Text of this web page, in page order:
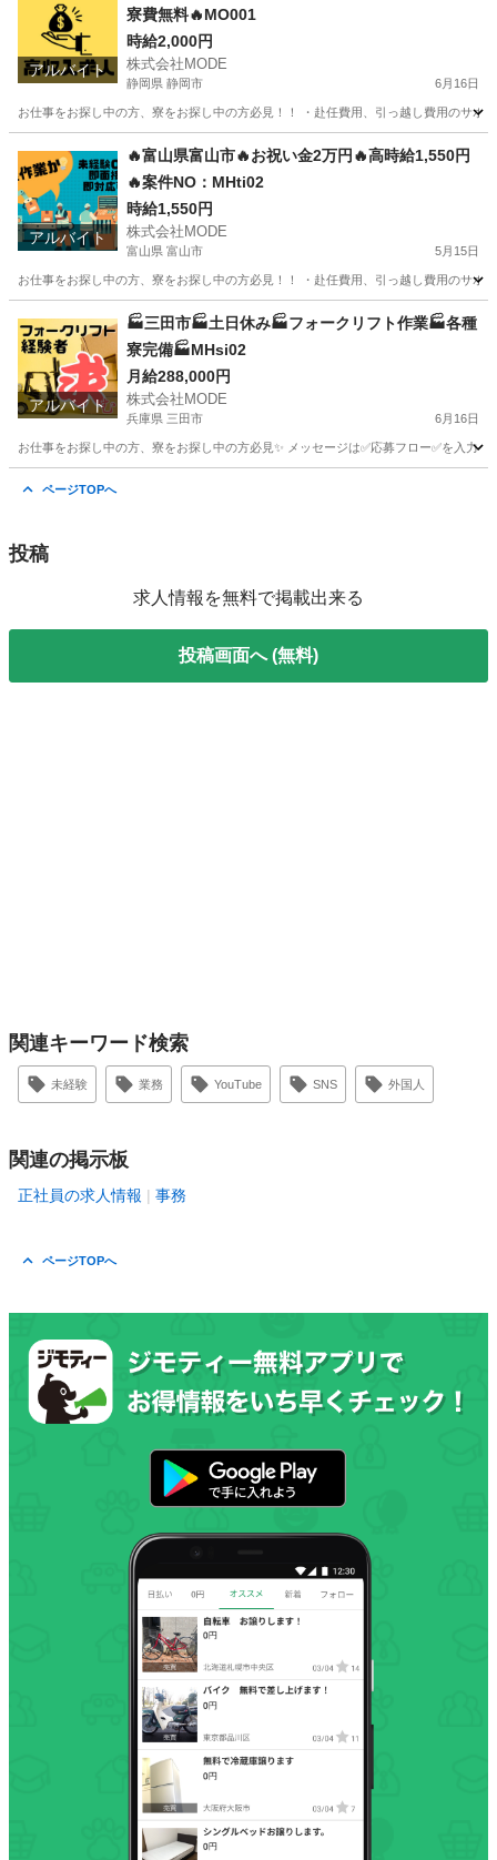
アルバイト
寮費無料🔥MO001
時給2,000円
株式会社MODE
静岡県 静岡市 6月16日
お仕事をお探し中の方、寮をお探し中の方必見！！ ・赴任費用、引っ越し費用のサ
軽作業 時給
アルバイト
🔥富山県富山市🔥お祝い金2万円🔥高時給1,550円
🔥案件NO：MHti02
時給1,550円
株式会社MODE
富山県 富山市 5月15日
お仕事をお探し中の方、寮をお探し中の方必見！！ ・赴任費用、引っ越し費用のサ
工場 時給
アルバイト
🏭三田市🏭土日休み🏭フォークリフト作業🏭各種
寮完備🏭MHsi02
月給288,000円
株式会社MODE
兵庫県 三田市 6月16日
お仕事をお探し中の方、寮をお探し中の方必見✨ メッセージは✅応募フロー✅を入力
ページTOPへ
投稿
求人情報を無料で掲載出来る
投稿画面へ (無料)
関連キーワード検索
未経験 業務 YouTube SNS 外国人
関連の掲示板
正社員の求人情報 事務
ページTOPへ